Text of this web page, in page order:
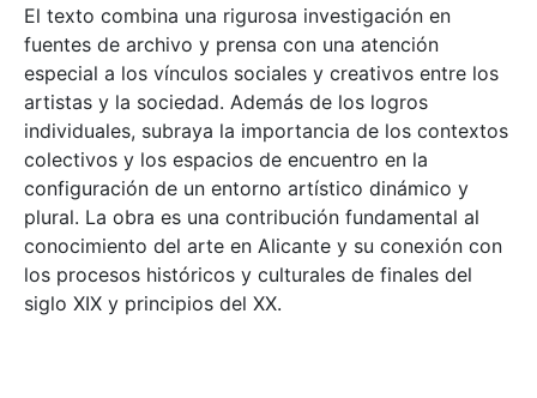
El texto combina una rigurosa investigación en
fuentes de archivo y prensa con una atención
especial a los vínculos sociales y creativos entre los
artistas y la sociedad. Además de los logros
individuales, subraya la importancia de los contextos
colectivos y los espacios de encuentro en la
configuración de un entorno artístico dinámico y
plural. La obra es una contribución fundamental al
conocimiento del arte en Alicante y su conexión con
los procesos históricos y culturales de finales del
siglo XIX y principios del XX.